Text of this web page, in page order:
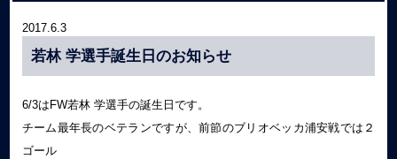
2017.6.3
若林 学選手誕生日のお知らせ
6/3はFW若林 学選手の誕生日です。
チーム最年長のベテランですが、前節のブリオベッカ浦安戦では２
ゴール